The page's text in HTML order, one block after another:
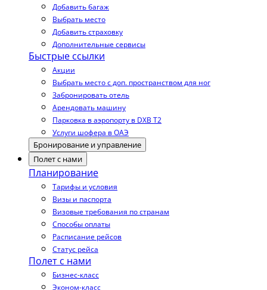
Добавить багаж
Выбрать место
Добавить страховку
Дополнительные сервисы
Быстрые ссылки
Акции
Выбрать место с доп. пространством для ног
Забронировать отель
Арендовать машину
Парковка в аэропорту в DXB T2
Услуги шофера в ОАЭ
Бронирование и управление
Полет с нами
Планирование
Тарифы и условия
Визы и паспорта
Визовые требования по странам
Способы оплаты
Расписание рейсов
Статус рейса
Полет с нами
Бизнес-класс
Эконом-класс